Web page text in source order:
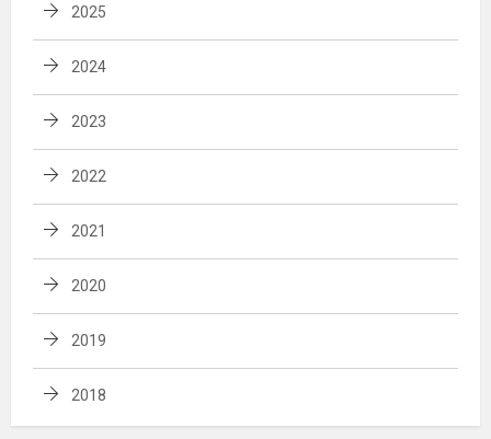
2025
2024
2023
2022
2021
2020
2019
2018